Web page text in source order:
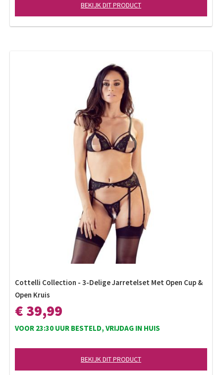
BEKIJK DIT PRODUCT
Cottelli Collection - 3-Delige Jarretelset Met Open Cup &
Open Kruis
€ 39,99
VOOR 23:30 UUR BESTELD, VRIJDAG IN HUIS
BEKIJK DIT PRODUCT